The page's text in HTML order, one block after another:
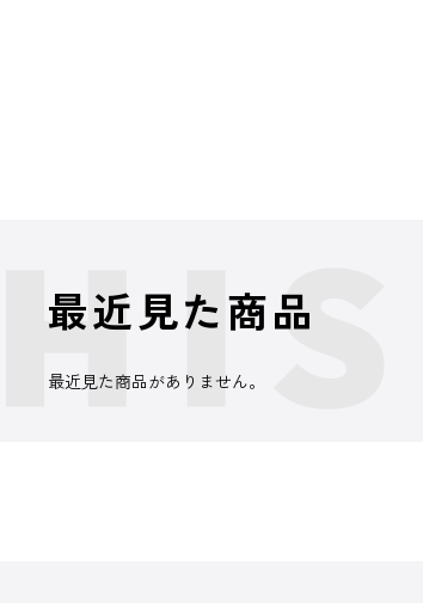
最近見た商品
最近見た商品がありません。